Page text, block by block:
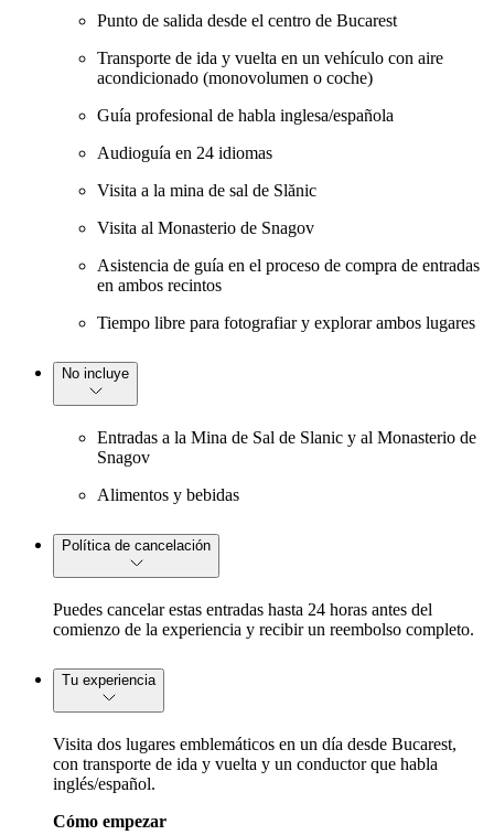
Punto de salida desde el centro de Bucarest
Transporte de ida y vuelta en un vehículo con aire
acondicionado (monovolumen o coche)
Guía profesional de habla inglesa/española
Audioguía en 24 idiomas
Visita a la mina de sal de Slănic
Visita al Monasterio de Snagov
Asistencia de guía en el proceso de compra de entradas
en ambos recintos
Tiempo libre para fotografiar y explorar ambos lugares
No incluye
Entradas a la Mina de Sal de Slanic y al Monasterio de
Snagov
Alimentos y bebidas
Política de cancelación
Puedes cancelar estas entradas hasta 24 horas antes del
comienzo de la experiencia y recibir un reembolso completo.
Tu experiencia
Visita dos lugares emblemáticos en un día desde Bucarest,
con transporte de ida y vuelta y un conductor que habla
inglés/español.
Cómo empezar